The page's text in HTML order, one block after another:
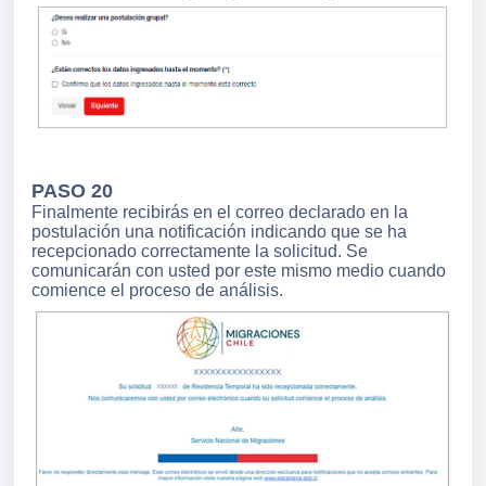
PASO 20
Finalmente recibirás en el correo declarado en la
postulación una notificación indicando que se ha
recepcionado correctamente la solicitud. Se
comunicarán con usted por este mismo medio cuando
comience el proceso de análisis.